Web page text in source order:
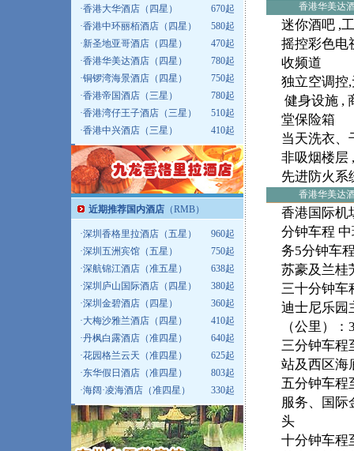
·香港大华酒店（四星）
670起
·香港中环丽栢酒店（四星）
580起
·新圣地亚哥酒店（四星）
470起
·香港华美达酒店（四星）
780起
·铜锣湾海景酒店（四星）
750起
·香港帝国酒店（三星）
780起
·香港湾仔王子酒店（三星）
510起
·香港中兴酒店（三星） 410起
近期推荐国内酒店 （RMB）
·深圳香格里拉酒店（五星）
960起
·深圳五洲宾馆（五星）
750起
·深航锦江酒店（准五星）
638起
·深圳庐山国际酒店（四星）
380起
·深圳金碧酒店（四星）
360起
·大梅沙雅兰酒店（四星）
410起
·丹枫白露酒店（准四星）
640起
·花园格兰云天（准四星）
625起
·东华假日酒店（准四星）
803起
·海阔·凌海酒店（准四星） 330起
香港华美达
迷你酒吧 ,
摇控彩色电
收频道
独立空调控
健身设施 ,
堂保险箱
当天洗衣、
非吸烟楼层 ,
先进防火系
香港华美达
香港国际机
分钟车程
务5分钟车
苏豪及兰桂
三十分钟车
迪士尼乐园
（公里）
三分钟车程
站及西区海
五分钟车程
服务、国际
头
十分钟车程